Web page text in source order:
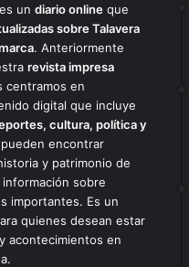
un diario online que
sobre Talavera
. Anteriormente
revista impresa
centramos en
digital que incluye
cultura, política y
encontrar
y patrimonio de
información sobre
importantes. Es un
quienes desean estar
acontecimientos en